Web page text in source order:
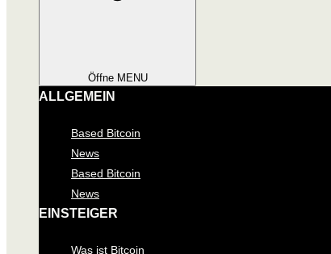
Öffne MENU
ALLGEMEIN
Based Bitcoin
News
Based Bitcoin
News
EINSTEIGER
Was ist Bitcoin